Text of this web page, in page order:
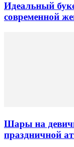
Идеальный
современной
Шары на
праздничной